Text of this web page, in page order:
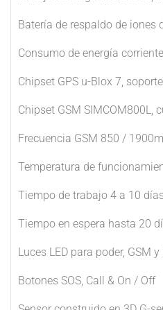
Batería de respaldo de iones
Consumo de energía
Chipset GPS u-Blox 7,
Chipset GSM SIMCOM800L,
Frecuencia GSM 850 /
Temperatura de
Tiempo de trabajo 4 a 10
Tiempo en espera hasta 20
Luces LED para poder, GSM y
Botones SOS, Call & On / Off